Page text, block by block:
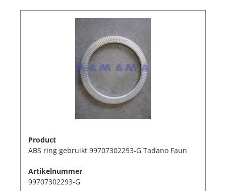
Product
ABS ring gebruikt 99707302293-G Tadano Faun
Artikelnummer
99707302293-G